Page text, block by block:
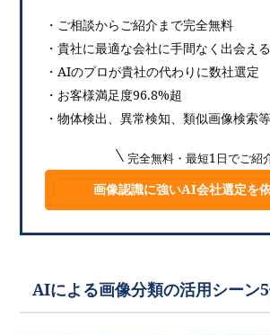
・ご相談からご紹介まで完全無料
・貴社に最適な会社に手間なく出会える
・AIのプロが貴社の代わりに数社選定
・お客様満足度96.8%超
・物体検出、異常検知、類似画像検索等
完全無料・最短1日でご紹
画像認識に強いAI会社選定を
AIによる画像分類の活用シーン